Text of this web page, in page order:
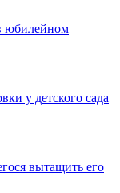
юбилейном
у детского сада
вытащить его